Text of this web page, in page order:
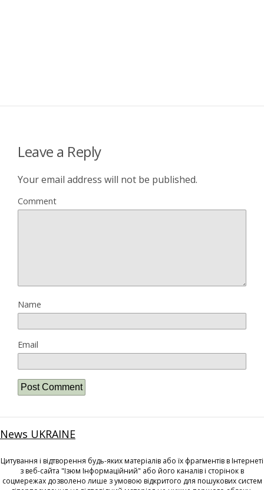
Leave a Reply
Your email address will not be published.
Comment
Name
Email
News UKRAINE
Цитування і відтворення будь-яких матеріалів або їх фрагментів в Інтернеті
з веб-сайта "Ізюм Інформаційний" або його каналів і сторінок в
соцмережах дозволено лише з умовою відкритого для пошукових систем